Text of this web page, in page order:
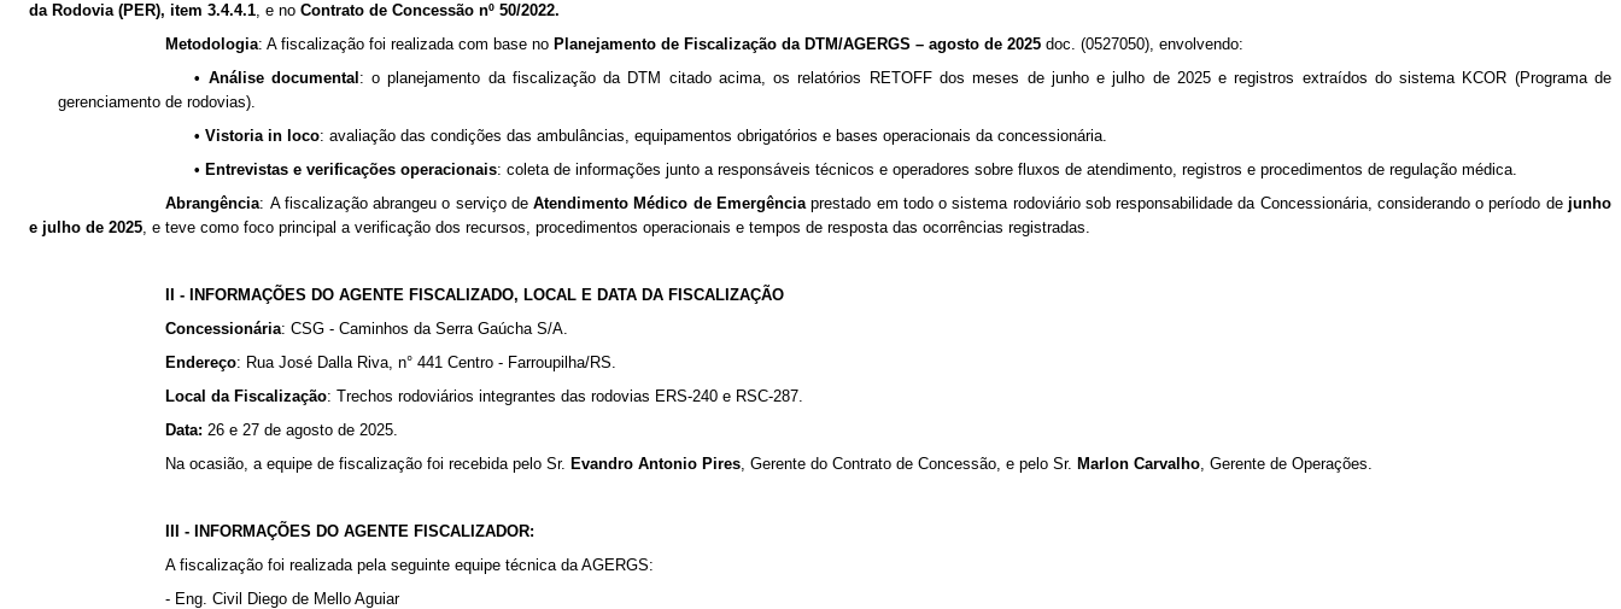
da Rodovia (PER), item 3.4.4.1, e no Contrato de Concessão nº 50/2022.
Metodologia: A fiscalização foi realizada com base no Planejamento de Fiscalização da DTM/AGERGS – agosto de 2025 doc. (0527050), envolvendo:
• Análise documental : o planejamento da fiscalização da DTM citado acima, os relatórios RETOFF dos meses de junho e julho de 2025 e registros extraídos do sistema KCOR (Programa de
gerenciamento de rodovias).
• Vistoria in loco: avaliação das condições das ambulâncias, equipamentos obrigatórios e bases operacionais da concessionária.
• Entrevistas e verificações operacionais: coleta de informações junto a responsáveis técnicos e operadores sobre fluxos de atendimento, registros e procedimentos de regulação médica.
Abrangência: A fiscalização abrangeu o serviço deAtendimento Médico de Emergênciaprestado em todo o sistema rodoviário sob responsabilidade da Concessionária, considerando o período de junho
e julho de 2025, e teve como foco principal a verificação dos recursos, procedimentos operacionais e tempos de resposta das ocorrências registradas.
II - INFORMAÇÕES DO AGENTE FISCALIZADO, LOCAL E DATA DA FISCALIZAÇÃO
Concessionária: CSG - Caminhos da Serra Gaúcha S/A.
Endereço: Rua José Dalla Riva, n° 441 Centro - Farroupilha/RS.
Local da Fiscalização: Trechos rodoviários integrantes das rodovias ERS-240 e RSC-287.
Data: 26 e 27 de agosto de 2025.
Na ocasião, a equipe de fiscalização foi recebida pelo Sr. Evandro Antonio Pires, Gerente do Contrato de Concessão, e pelo Sr. Marlon Carvalho, Gerente de Operações.
III - INFORMAÇÕES DO AGENTE FISCALIZADOR:
A fiscalização foi realizada pela seguinte equipe técnica da AGERGS:
- Eng. Civil Diego de Mello Aguiar